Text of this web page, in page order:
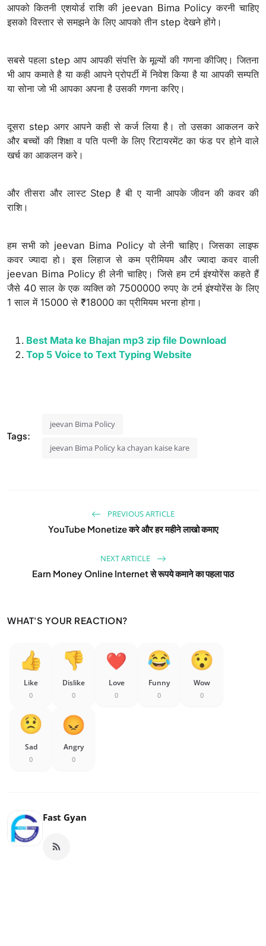
आपको कितनी एशयोर्ड राशि की jeevan Bima Policy करनी चाहिए
इसको विस्तार से समझने के लिए आपको तीन step देखने होंगे।
सबसे पहला step आप आपकी संपत्ति के मूल्यों की गणना कीजिए। जितना
भी आप कमाते है या कही आपने प्रोपर्टी में निवेश किया है या आपकी सम्पति
या सोना जो भी आपका अपना है उसकी गणना करिए।
दूसरा step अगर आपने कही से कर्ज लिया है। तो उसका आकलन करे
और बच्चों की शिक्षा व पति पत्नी के लिए रिटायरमेंट का फंड पर होने वाले
खर्च का आकलन करे।
और तीसरा और लास्ट Step है बी ए यानी आपके जीवन की कवर की
राशि।
हम सभी को jeevan Bima Policy वो लेनी चाहिए। जिसका लाइफ
कवर ज्यादा हो। इस लिहाज से कम प्रीमियम और ज्यादा कवर वाली
jeevan Bima Policy ही लेनी चाहिए। जिसे हम टर्म इंश्योरेंस कहते हैं
जैसे 40 साल के एक व्यक्ति को 7500000 रुपए के टर्म इंश्योरेंस के लिए
1 साल में 15000 से ₹18000 का प्रीमियम भरना होगा।
Best Mata ke Bhajan mp3 zip file Download
Top 5 Voice to Text Typing Website
Tags:
jeevan Bima Policy
jeevan Bima Policy ka chayan kaise kare
PREVIOUS ARTICLE
YouTube Monetize करे और हर महीने लाखो कमाए
NEXT ARTICLE
Earn Money Online Internet से रूपये कमाने का पहला पाठ
WHAT'S YOUR REACTION?
Like
0
Dislike
0
Love
0
Funny
0
Wow
0
Sad
0
Angry
0
Fast Gyan